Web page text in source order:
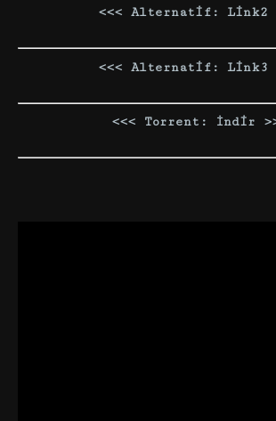
<<< Alternatif: Link2
<<< Alternatif: Link3
<<< Torrent: İndir